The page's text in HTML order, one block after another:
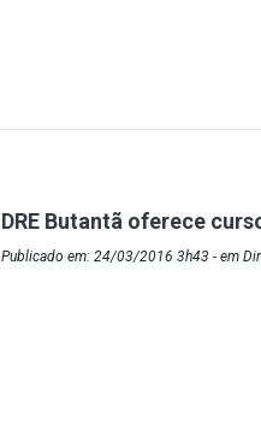
DRE Butantã oferece
Publicado em: 24/03/2016 3h43 - em